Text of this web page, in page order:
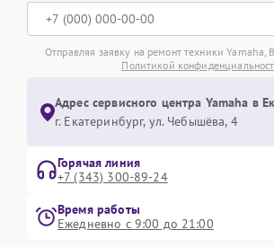
Отправляя заявку на ремонт техники Yamaha,
Политикой
Адрес сервисного центра Yamaha в
г. Екатеринбург, ул. Чебышёва, 4
Горячая линия
+7 (343) 300-89-24
Время работы
Ежедневно с 9:00 до 21:00